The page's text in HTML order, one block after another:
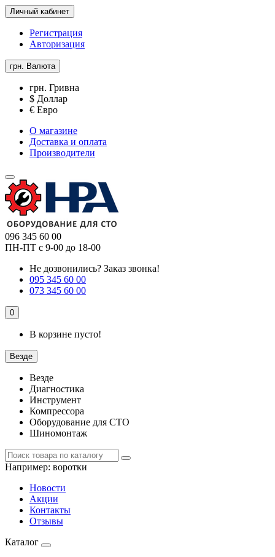
Личный кабинет
Регистрация
Авторизация
грн. Валюта
грн. Гривна
$ Доллар
€ Евро
О магазине
Доставка и оплата
Производители
096 345 60 00
ПН-ПТ с 9-00 до 18-00
Не дозвонились? Заказ звонка!
095 345 60 00
073 345 60 00
0
В корзине пусто!
Везде
Везде
Диагностика
Инструмент
Компрессора
Оборудование для СТО
Шиномонтаж
Например: воротки
Новости
Акции
Контакты
Отзывы
Каталог